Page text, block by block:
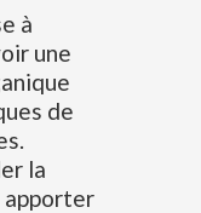
à
une
de
la
apporter